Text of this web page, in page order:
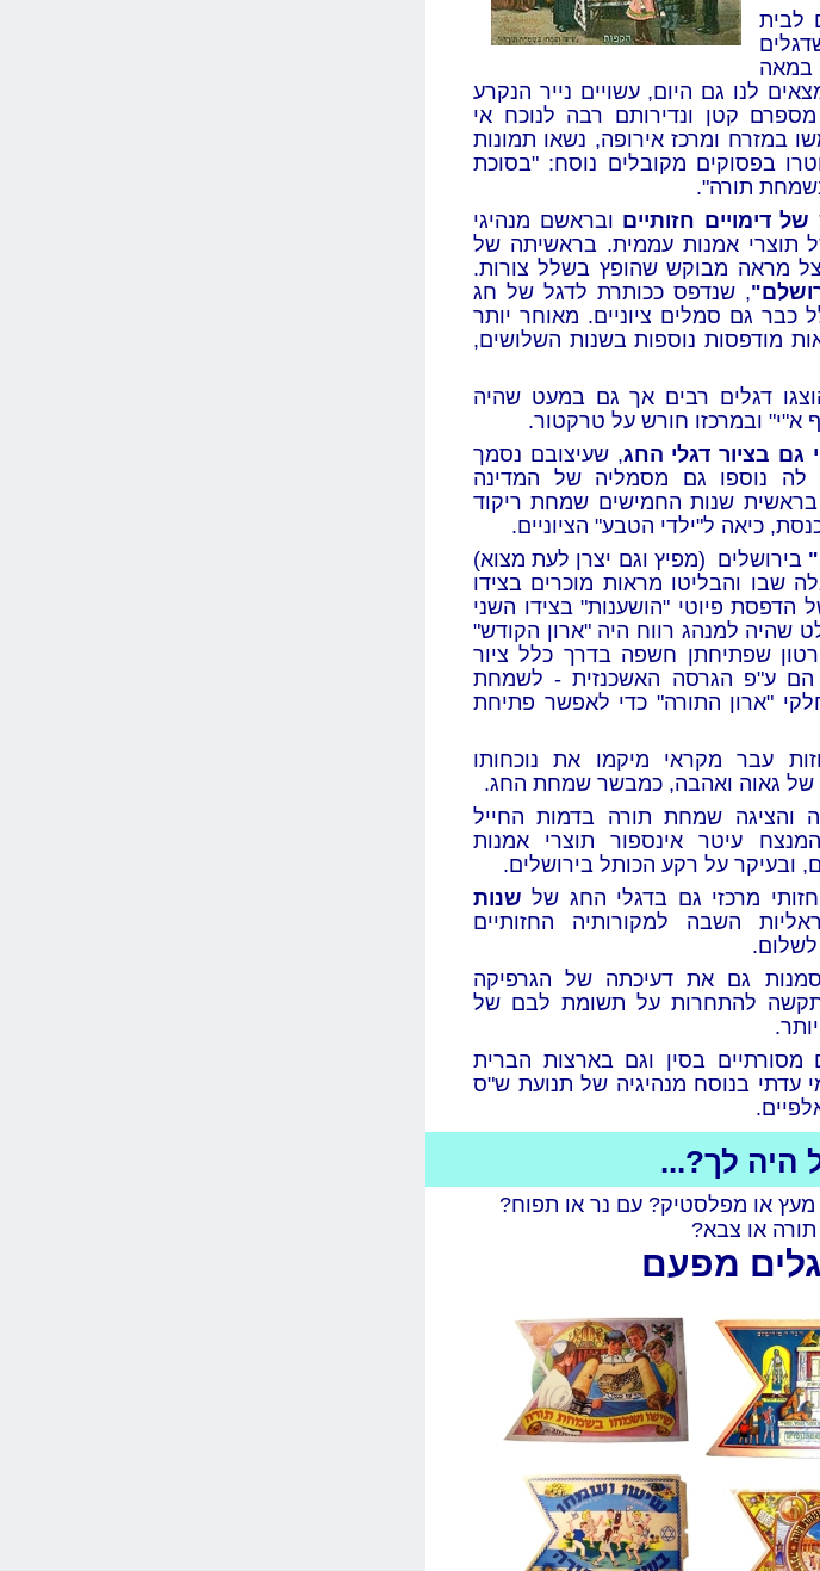
לבית
במאה
לנו גם היום, עשויים נייר הנקרע
הם מסוף המאה ה- 19, מספרם קטן ונדירותם רבה לנוכח אי
במזרח ומרכז אירופה, נשאו תמונות
בפסוקים מקובלים נוסח: "בסוכת
תורה".
דימויים חזותיים ובראשם מנהיגי
תוצרי אמנות עממית. בראשיתה של
מראה מבוקש שהופץ בשלל צורות.
, שנדפס ככותרת לדגל של חג
כבר גם סמלים ציוניים. מאוחר יותר
מודפסות נוספות בשנות השלושים,
דגלים רבים אך גם במעט שהיה
א"י" ובמרכזו חורש על טרקטור.
בציור דגלי החג, שעיצובם נסמך
לה נוספו גם מסמליה של המדינה
שנות החמישים שמחת ריקוד
כיאה ל"ילדי הטבע" הציוניים.
בירושלים (מפיץ וגם יצרן לעת מצוא)
שבו והבליטו מראות מוכרים בצידו
הדפסת פיוטי "הושענות" בצידו השני
שהיה למנהג רווח היה "ארון הקודש"
שפתיחתן חשפה בדרך כלל ציור
הם ע"פ הגרסה האשכנזית - לשמחת
"ארון התורה" כדי לאפשר פתיחת
עבר מקראי מיקמו את נוכחותו
של גאוה ואהבה, כמבשר שמחת החג.
והציגה שמחת תורה בדמות החייל
עיטר אינספור תוצרי אמנות
ובעיקר על רקע הכותל בירושלים.
מרכזי גם בדגלי החג של שנות
השבה למקורותיה החזותיים
לשלום.
גם את דעיכתה של הגרפיקה
להתחרות על תשומת לבם של
מסורתיים בסין וגם בארצות הברית
עדתי בנוסח מנהיגיה של תנועת ש"ס
היה לך?...
או מפלסטיק? עם נר או תפוח?
תורה או צבא?
מפעם